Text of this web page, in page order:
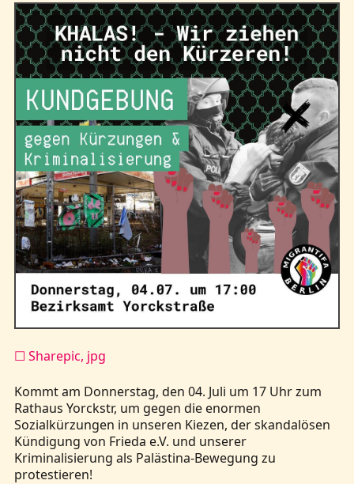
Links
Kontakt
☐ Sharepic, jpg
Kommt am Donnerstag, den 04. Juli um 17 Uhr zum
Rathaus Yorckstr, um gegen die enormen
Sozialkürzungen in unseren Kiezen, der skandalösen
Kündigung von Frieda e.V. und unserer
Kriminalisierung als Palästina-Bewegung zu
protestieren!